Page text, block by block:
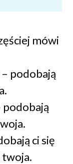
mówi
– podobają
podobają
ci się
twoja.